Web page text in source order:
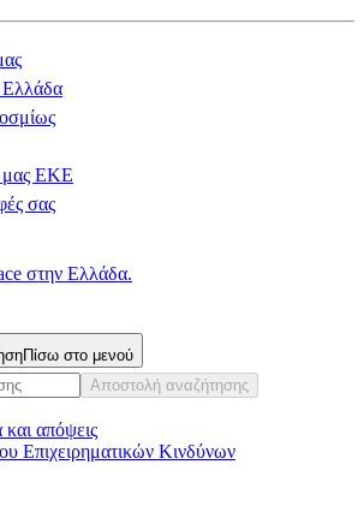
μας ΕΚΕ
σας
στην Ελλάδα.
Πίσω στο μενού
Αποστολή αναζήτησης
απόψεις
Επιχειρηματικών Κινδύνων